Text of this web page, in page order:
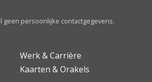
geen persoonlijke contactgegevens.
Werk & Carrière
Kaarten & Orakels